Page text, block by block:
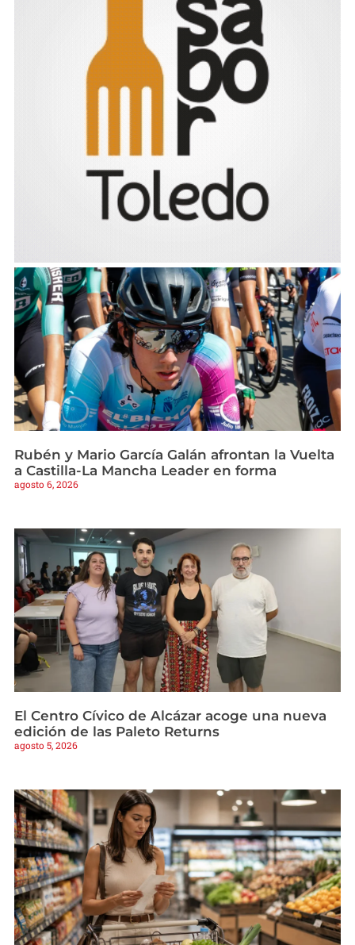
Rubén y Mario García Galán afrontan la Vuelta
a Castilla-La Mancha Leader en forma
agosto 6, 2026
El Centro Cívico de Alcázar acoge una nueva
edición de las Paleto Returns
agosto 5, 2026